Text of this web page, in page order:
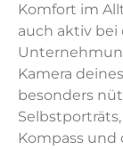
Komfort im
auch aktiv
Kamera
besonders
Kompass und